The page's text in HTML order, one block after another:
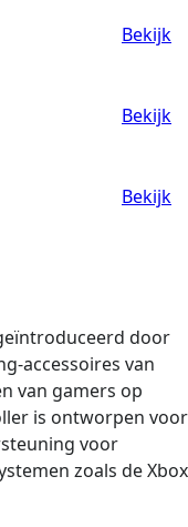
Bekijk
Bekijk
Bekijk
door
accessoires van
van gamers op
is ontworpen voor
voor
zoals de Xbox